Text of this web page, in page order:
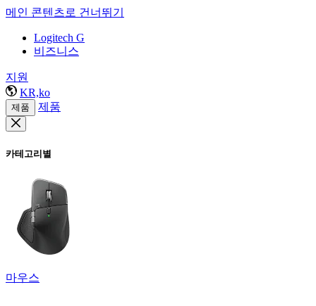
메인 콘텐츠로 건너뛰기
Logitech G
비즈니스
지원
KR,ko
제품 제품
카테고리별
마우스